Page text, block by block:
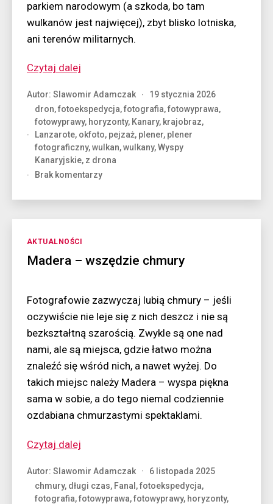
parkiem narodowym (a szkoda, bo tam
wulkanów jest najwięcej), zbyt blisko lotniska,
ani terenów militarnych.
Czytaj dalej
lawowym
gniazdem”
Autor: Slawomir Adamczak
19 stycznia 2026
dron,fotoekspedycja,fotografia,fotowyprawa,
fotowyprawy, horyzonty, Kanary, krajobraz,
Lanzarote, okfoto, pejzaż, plener, plener
fotograficzny,wulkan,wulkany,Wyspy
Kanaryjskie, z drona
Brak komentarzydo
nad
Kategorie
AKTUALNOŚCI
Madera – wszędzie chmury
Fotografowie zazwyczaj lubią chmury – jeśli
oczywiście nie leje się z nich deszcz i nie są
bezkształtną szarością. Zwykle są one nad
nami, ale są miejsca, gdzie łatwo można
znaleźć się wśród nich, a nawet wyżej. Do
takich miejsc należy Madera – wyspa piękna
sama w sobie, a do tego niemal codziennie
ozdabiana chmurzastymi spektaklami.
Czytaj dalej
wszędzie
chmury”
Autor: Slawomir Adamczak
6 listopada 2025
chmury, długi czas, Fanal,fotoekspedycja,
fotografia,fotowyprawa,fotowyprawy, horyzonty,